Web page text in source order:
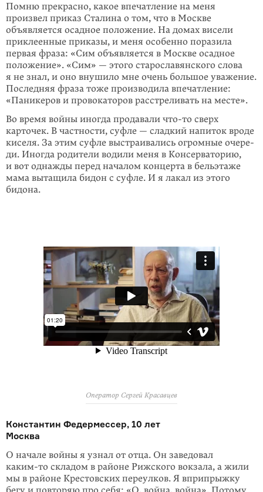
Помню прекрасно, какое впечатление на меня
произвел приказ Сталина о том, что в Москве
объявляется осадное положение. На домах висели
приклеенные приказы, и меня особенно поразила
первая фраза: «Сим объявляется в Москве осадное
положение». «Сим» — этого старославянского слова
я не знал, и оно внушило мне очень большое уважение.
Последняя фраза тоже производила впечатление:
«Паникеров и провокаторов расстреливать на месте».
Во время войны иногда продавали что-то сверх
карточек. В частности, суфле — сладкий напиток вроде
киселя. За этим суфле выстраивались огромные очере­
ди. Иногда родители водили меня в Консерваторию,
и вот однажды перед на­чалом концерта в бельэтаже
мама вытащила бидон с суфле. И я лакал из этого
бидона.
Оператор Сергей Красавцев
Константин Федермессер, 10 лет
Москва
О начале войны я узнал от отца. Он заведовал
каким-то складом в районе Рижского вокзала, а жили
мы в районе Крестовских переулков. Я вприпрыжку